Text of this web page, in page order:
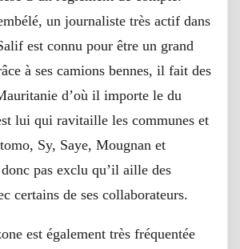
un journaliste très actif dans
est connu pour être un grand
à ses camions bennes, il fait des
d’où il importe le du
lui qui ravitaille les communes et
Sy, Saye, Mougnan et
pas exclu qu’il aille des
certains de ses collaborateurs.
est également très fréquentée